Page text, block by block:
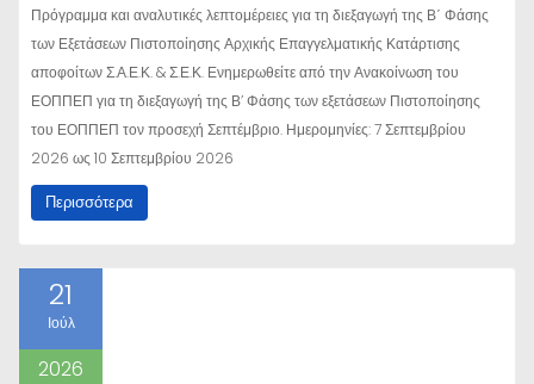
Πρόγραμμα και αναλυτικές λεπτομέρειες για τη διεξαγωγή της Β΄ Φάσης
των Εξετάσεων Πιστοποίησης Αρχικής Επαγγελματικής Κατάρτισης
αποφοίτων Σ.Α.Ε.Κ. & Σ.Ε.Κ. Ενημερωθείτε από την Ανακοίνωση του
ΕΟΠΠΕΠ για τη διεξαγωγή της Β’ Φάσης των εξετάσεων Πιστοποίησης
του ΕΟΠΠΕΠ τον προσεχή Σεπτέμβριο. Ημερομηνίες: 7 Σεπτεμβρίου
2026 ως 10 Σεπτεμβρίου 2026
Περισσότερα
21
Ιούλ
2026